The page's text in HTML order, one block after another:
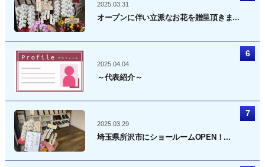
2025.03.31
オープンに伴い立派なお花を贈呈頂きま...
2025.04.04
～代表紹介～
2025.03.29
埼玉県所沢市にショールームOPEN！...